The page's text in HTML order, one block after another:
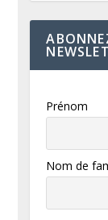
Prénom
Nom de